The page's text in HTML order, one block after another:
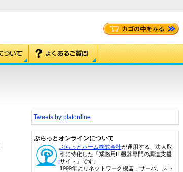
Tweets by platonline
ぷらっとオンラインについて
ぷらっとホーム株式会社が運用する、法人取
引に特化した「業務用IT機器専門の調達支援
サイト」です。
1999年よりネットワーク機器、サーバ、スト